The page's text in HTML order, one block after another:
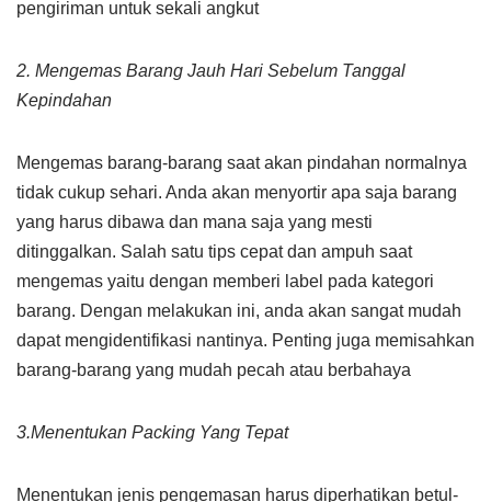
pengiriman untuk sekali angkut
2. Mengemas Barang Jauh Hari Sebelum Tanggal
Kepindahan
Mengemas barang-barang saat akan pindahan normalnya
tidak cukup sehari. Anda akan menyortir apa saja barang
yang harus dibawa dan mana saja yang mesti
ditinggalkan. Salah satu tips cepat dan ampuh saat
mengemas yaitu dengan memberi label pada kategori
barang. Dengan melakukan ini, anda akan sangat mudah
dapat mengidentifikasi nantinya. Penting juga memisahkan
barang-barang yang mudah pecah atau berbahaya
3.Menentukan Packing Yang Tepat
Menentukan jenis pengemasan harus diperhatikan betul-